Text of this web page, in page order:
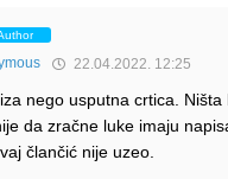
22.04.2022. 12:25
nego usputna crtica.
da zračne luke imaju
člančić nije uzeo.